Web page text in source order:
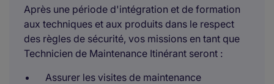
Après une période d'intégration et de formation
aux techniques et aux produits dans le respect
des règles de sécurité, vos missions en tant que
Technicien de Maintenance Itinérant seront :
Assurer les visites de maintenance